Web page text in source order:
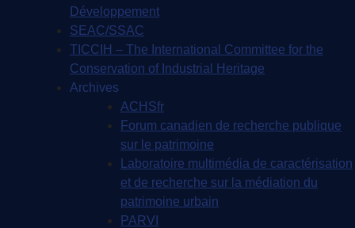
Développement
SEAC/SSAC
TICCIH – The International Committee for the
Conservation of Industrial Heritage
Archives
ACHSfr
Forum canadien de recherche publique
sur le patrimoine
Laboratoire multimédia de caractérisation
et de recherche sur la médiation du
patrimoine urbain
PARVI